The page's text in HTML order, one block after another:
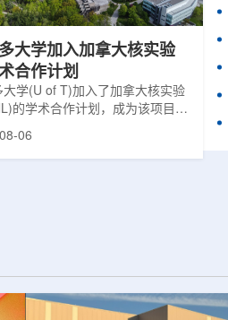
大学加入加拿大核实验
合作计划
大学(U of T)加入了加拿大核实验
的学术合作计划，成为该项目中
家参与机构。这项举措旨在加强
06